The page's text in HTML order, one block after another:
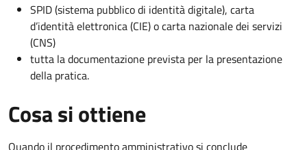
SPID (sistema pubblico di identità digitale), carta
d’identità elettronica (CIE) o carta nazionale dei servizi
(CNS)
tutta la documentazione prevista per la presentazione
della pratica.
Cosa si ottiene
Quando il procedimento amministrativo si conclude